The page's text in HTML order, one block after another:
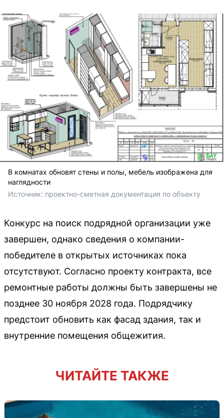
В комнатах обновят стены и полы, мебель изображена для
наглядности
Источник: проектно-сметная документация по объекту
Конкурс на поиск подрядной организации уже
завершен, однако сведения о компании-
победителе в открытых источниках пока
отсутствуют. Согласно проекту контракта, все
ремонтные работы должны быть завершены не
позднее 30 ноября 2028 года. Подрядчику
предстоит обновить как фасад здания, так и
внутренние помещения общежития.
ЧИТАЙТЕ ТАКЖЕ